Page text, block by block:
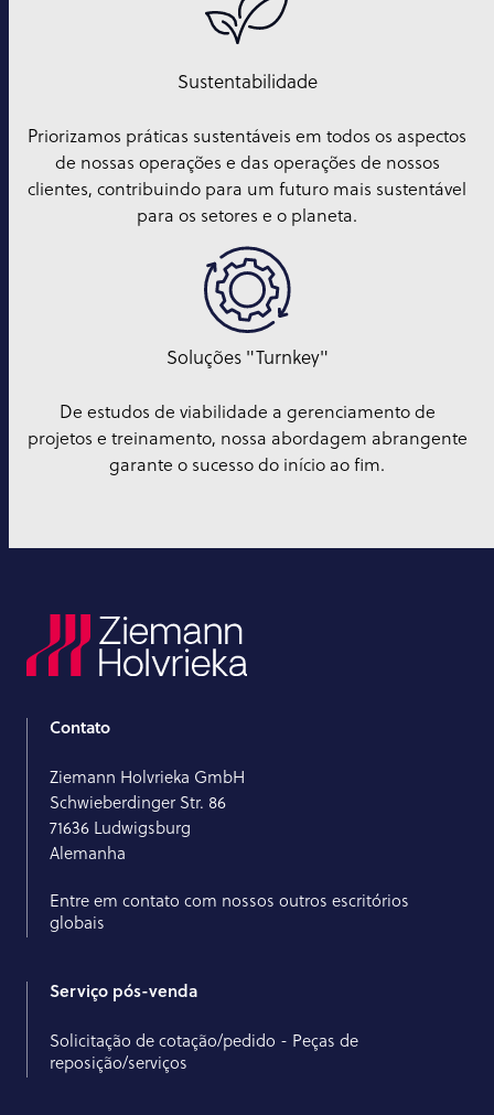
Sustentabilidade
Priorizamos práticas sustentáveis em todos os aspectos
de nossas operações e das operações de nossos
clientes, contribuindo para um futuro mais sustentável
para os setores e o planeta.
Soluções "Turnkey"
De estudos de viabilidade a gerenciamento de
projetos e treinamento, nossa abordagem abrangente
garante o sucesso do início ao fim.
Contato
Ziemann Holvrieka GmbH
Schwieberdinger Str. 86
71636 Ludwigsburg
Alemanha
Entre em contato com nossos outros escritórios
globais
Serviço pós-venda
Solicitação de cotação/pedido - Peças de
reposição/serviços